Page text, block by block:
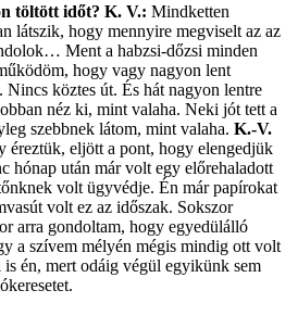
töltött időt? K. V.: Mindketten
látszik, hogy mennyire megviselt az az
Ment a habzsi-dőzsi minden
hogy vagy nagyon lent
köztes út. És hát nagyon lentre
néz ki, mint valaha. Neki jót tett a
szebbnek látom, mint valaha. K.-V.
éreztük, eljött a pont, hogy elengedjük
hónap után már volt egy előrehaladott
volt ügyvédje. Én már papírokat
volt ez az időszak. Sokszor
arra gondoltam, hogy egyedülálló
a szívem mélyén mégis mindig ott volt
én, mert odáig végül egyikünk sem